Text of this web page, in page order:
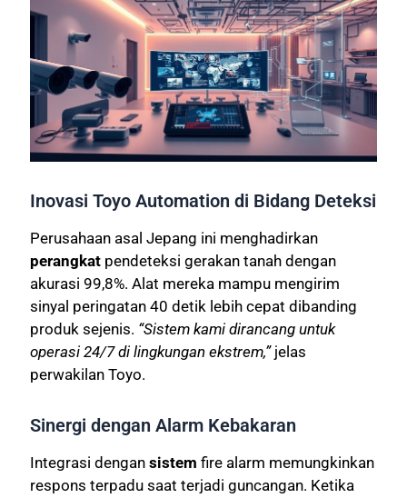
Inovasi Toyo Automation di Bidang Deteksi
Perusahaan asal Jepang ini menghadirkan
perangkat pendeteksi gerakan tanah dengan
akurasi 99,8%. Alat mereka mampu mengirim
sinyal peringatan 40 detik lebih cepat dibanding
produk sejenis. “Sistem kami dirancang untuk
operasi 24/7 di lingkungan ekstrem,”jelas
perwakilan Toyo.
Sinergi dengan Alarm Kebakaran
Integrasi dengansistem fire alarm memungkinkan
respons terpadu saat terjadi guncangan. Ketika